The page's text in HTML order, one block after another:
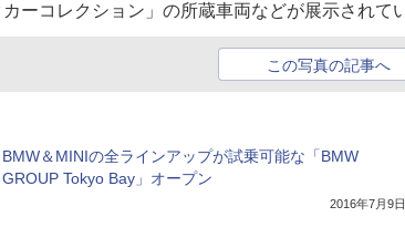
ーコレクション」の所蔵車両などが展示されて
この写真の記事へ
BMW＆MINIの全ラインアップが試乗可能な「BMW
GROUP Tokyo Bay」オープン
2016年7月9日